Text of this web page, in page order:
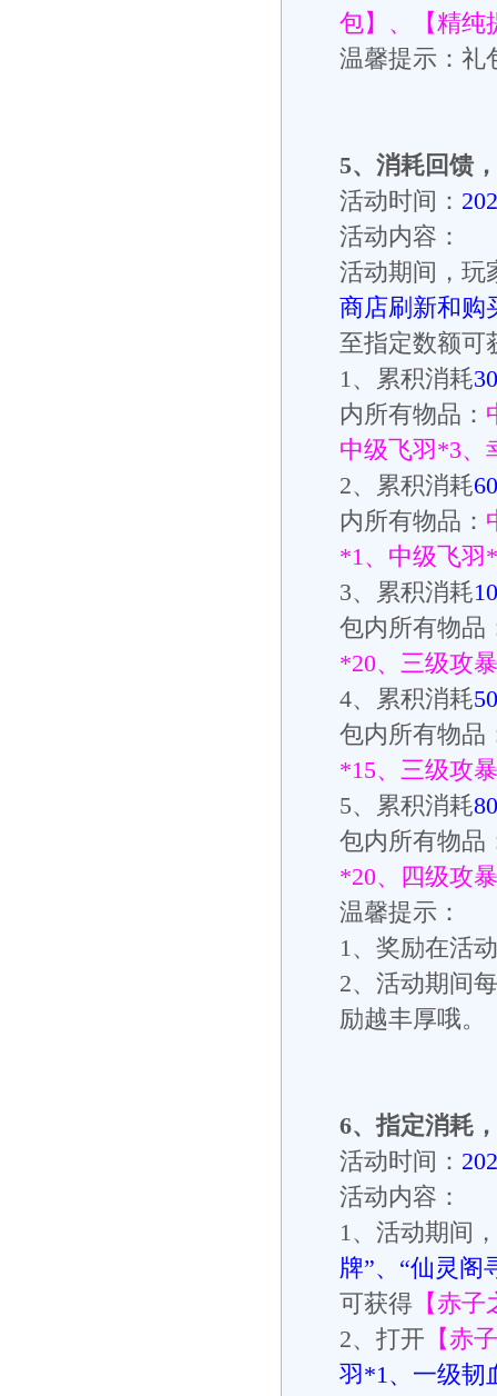
包】、【精纯
温馨提示：礼
5、 消耗回馈
活动时间：
活动内容：
活动期间，玩
商店刷新和购
至指定数额可
1、累积消耗
内所有物品：
中级飞羽*3、
2、累积消耗
内所有物品：
*1、中级飞羽
3、累积消耗
包内所有物品
*20、三级攻
4、累积消耗
包内所有物品
*15、三级攻
5、累积消耗
包内所有物品
*20、四级攻
温馨提示：
1、奖励在活
2、活动期间
励越丰厚哦。
6、指定消耗
活动时间：
活动内容：
1、活动期间
牌”、“仙灵阁
可获得 【赤
2、打开 【赤
羽*1、一级韧